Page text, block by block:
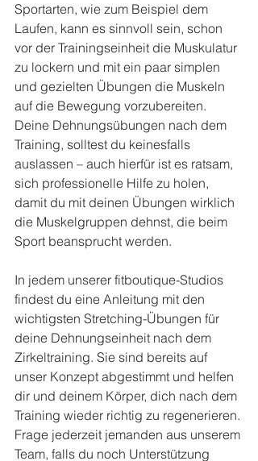
Sportarten, wie zum Beispiel dem
Laufen, kann es sinnvoll sein, schon
vor der Trainingseinheit die Muskulatur
zu lockern und mit ein paar simplen
und gezielten Übungen die Muskeln
auf die Bewegung vorzubereiten.
Deine Dehnungsübungen nach dem
Training, solltest du keinesfalls
auslassen – auch hierfür ist es ratsam,
sich professionelle Hilfe zu holen,
damit du mit deinen Übungen wirklich
die Muskelgruppen dehnst, die beim
Sport beansprucht werden.
In jedem unserer fitboutique-Studios
findest du eine Anleitung mit den
wichtigsten Stretching-Übungen für
deine Dehnungseinheit nach dem
Zirkeltraining. Sie sind bereits auf
unser Konzept abgestimmt und helfen
dir und deinem Körper, dich nach dem
Training wieder richtig zu regenerieren.
Frage jederzeit jemanden aus unserem
Team, falls du noch Unterstützung